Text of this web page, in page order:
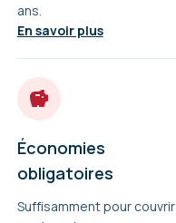
ans.
En savoir plus
Économies
obligatoires
Suffisamment pour couvrir